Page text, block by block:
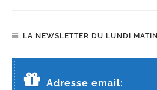
LA NEWSLETTER DU LUNDI MATIN
Adresse email: